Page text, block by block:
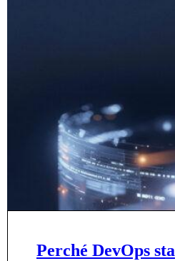
Perché DevOps sta